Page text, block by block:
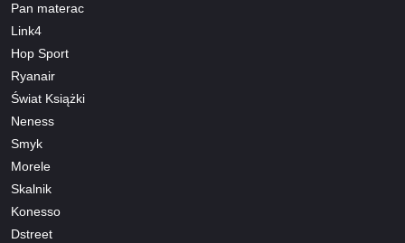
Pan materac
Link4
Hop Sport
Ryanair
Świat Książki
Neness
Smyk
Morele
Skalnik
Konesso
Dstreet